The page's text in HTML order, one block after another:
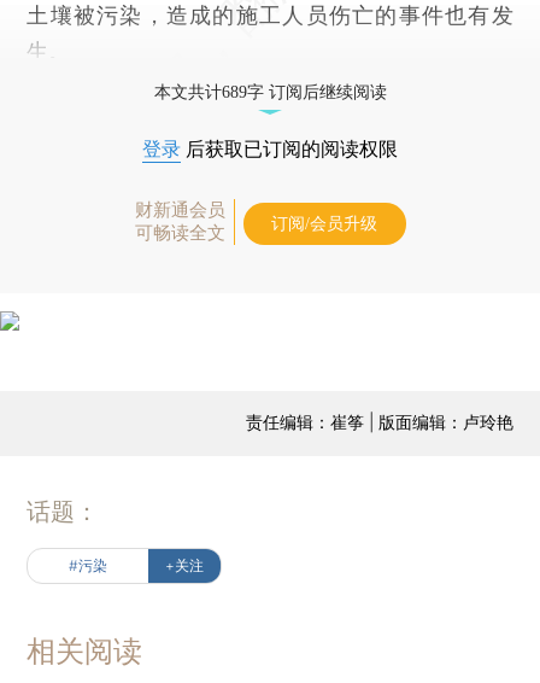
土壤被污染，造成的施工人员伤亡的事件也有发
生。
本文共计689字 订阅后继续阅读
登录 后获取已订阅的阅读权限
财新通会员
可畅读全文
订阅/会员升级
责任编辑：崔筝 | 版面编辑：卢玲艳
话题：
#污染 +关注
相关阅读